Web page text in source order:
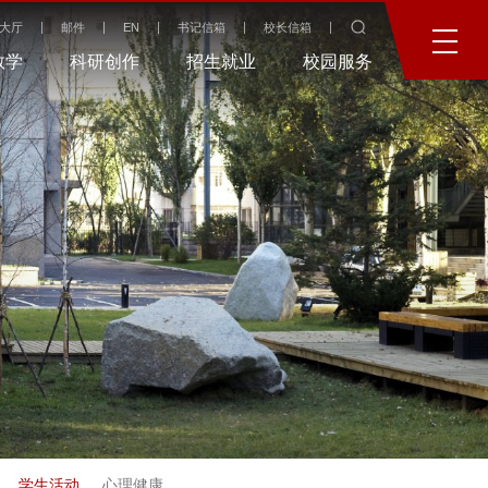
厅 邮件 EN 书记信箱 校长信箱
学 科研创作 招生就业 校园服务
学生活动